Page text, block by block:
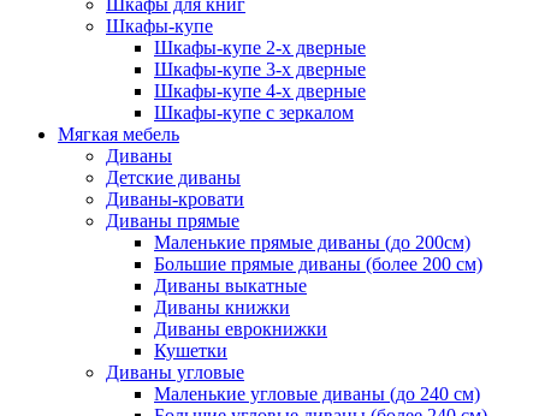
Шкафы для книг
Шкафы-купе
Шкафы-купе 2-х дверные
Шкафы-купе 3-х дверные
Шкафы-купе 4-х дверные
Шкафы-купе с зеркалом
Мягкая мебель
Диваны
Детские диваны
Диваны-кровати
Диваны прямые
Маленькие прямые диваны (до 200см)
Большие прямые диваны (более 200 см)
Диваны выкатные
Диваны книжки
Диваны еврокнижки
Кушетки
Диваны угловые
Маленькие угловые диваны (до 240 см)